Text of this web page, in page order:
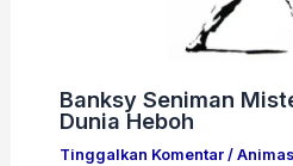
Banksy Seniman
Dunia Heboh
Tinggalkan Komentar /